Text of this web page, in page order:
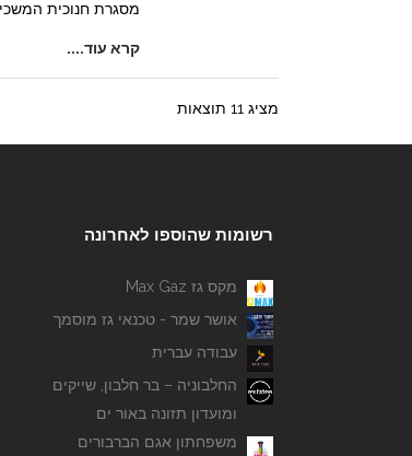
מסגרת חנוכית המשכית מגיל 6
קרא עוד....
מציג 11 תוצאות
רשומות שהוספו לאחרונה
מקס גז Max Gaz
אושר שמר - טכנאי גז מוסמך
עבודה עברית
החלבוניה – בר חלבון, שייקים
ומועדון תזונה באור ים
משפחתון אגם הברבורים